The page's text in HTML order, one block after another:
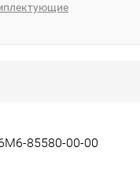
85580-00-00